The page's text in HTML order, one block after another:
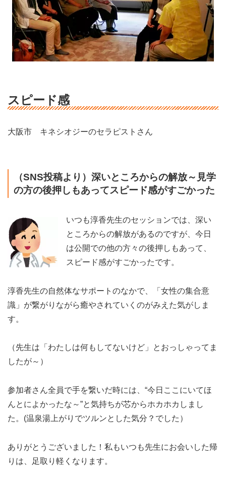
スピード感
大阪市 キネシオジーのセラピストさん
（SNS投稿より）深いところからの解放～見学
の方の後押しもあってスピード感がすごかった
いつも淳香先生のセッションでは、深い
ところからの解放があるのですが、今日
は公開での他の方々の後押しもあって、
スピード感がすごかったです。
淳香先生の自然体なサポートのなかで、「女性の集合意
識」が繋がりながら癒やされていくのがみえた気がしま
す。
（先生は「わたしは何もしてないけど」とおっしゃってま
したが～）
参加者さん全員で手を繋いだ時には、“今日ここにいてほ
んとによかったな～”と気持ちが芯からホカホカしまし
た。(温泉湯上がりでツルンとした気分？でした）
ありがとうございました！私もいつも先生にお会いした帰
りは、足取り軽くなります。